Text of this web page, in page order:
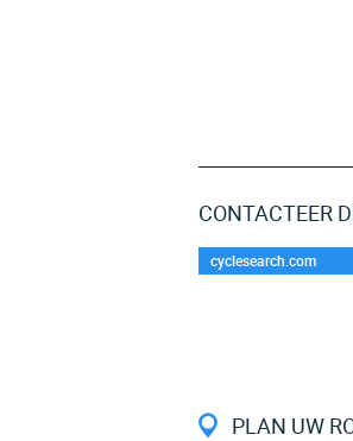
CONTACTEER
cyclesearch.com
PLAN UW